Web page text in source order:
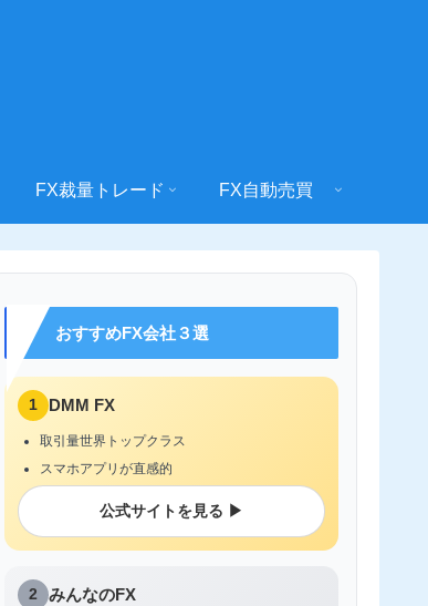
FX裁量トレード FX自動売買
おすすめFX会社３選
1 DMM FX
取引量世界トップクラス
スマホアプリが直感的
公式サイトを見る ▶
2 みんなのFX